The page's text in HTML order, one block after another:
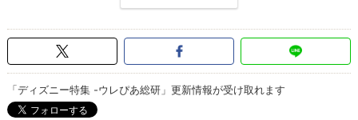
「ディズニー特集 -ウレぴあ総研」更新情報が受け取れます